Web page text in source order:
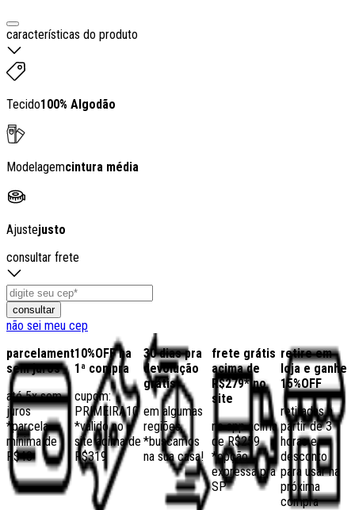
características do produto
Tecido100% Algodão
Modelagemcintura média
Ajustejusto
consultar frete
consultar
não sei meu cep
parcelamento
sem juros
até 5x sem
juros
*parcela
mínima de
R$40
10%OFF na
1ª compra
cupom:
PRIMEIRA10
*válido no
site acima de
R$319
30 dias pra
devolução
grátis
em algumas
regiões,
*buscamos
na sua casa!
frete grátis
acima de
R$279* no
site
no app acima
de R$259
*opção
expressa pra
SP
retire em
loja e ganhe
15%OFF
retiradas a
partir de 3
horas e
desconto
para usar na
próxima
compra